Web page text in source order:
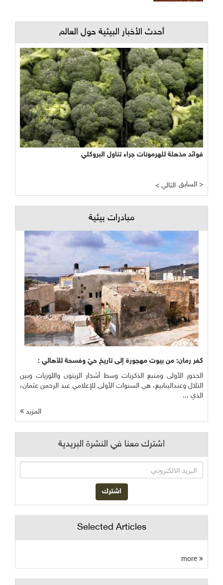
أحدث الأخبار البيئية حول العالم
فوائد مذهلة للهرمونات جراء تناول البروكلي
< التالي السابق >
مبادرات بيئية
كفر رمان: من بيوت مهجورة إلى تاريخ حيّ وفسحة للأهالي :
الجذور الأولى ومنبع الذكريات وسط أشجار الزيتون واللوزيات وبين
التلال وعندالينابيع، هي السنوات الأولى للإعلامي عبد الرحمن عثمان،
الذي ...
المزيد
اشترك معنا في النشرة البريدية
Selected Articles